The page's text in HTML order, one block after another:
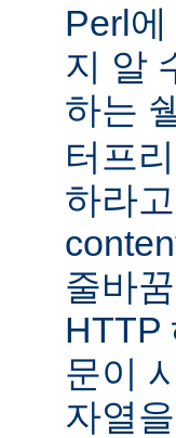
Perl
지 알
하는
터프
하라
줄바
HTTP
문이
자열